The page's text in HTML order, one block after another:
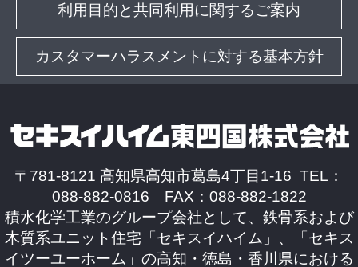
利用目的と共同利用に関するご案内
カスタマーハラスメントに対する基本方針
〒781-8121 高知県高知市葛島4丁目1-16 TEL：
088-882-0816 FAX：088-882-1822
積水化学工業のグループ会社として、鉄骨系および
木質系ユニット住宅「セキスイハイム」、「セキス
イツーユーホーム」の高知・徳島・香川県における